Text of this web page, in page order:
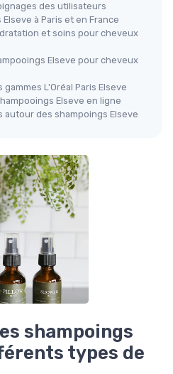
des utilisateurs
à Paris et en France
et soins pour cheveux
Elseve pour cheveux
L'Oréal Paris Elseve
Elseve en ligne
des shampoings Elseve
shampoings
types de